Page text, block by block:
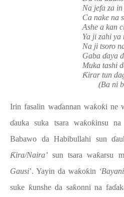
Na jefa za
Ca nake na
Ashe a kan
Ya ji zahi ya
Na ji tsoro
Gaba ɗaya
Muka tashi
Ƙirar tun
(Ba ni
Irin fasalin waɗannan waƙoƙi ne
ɗauka suka tsara waƙoƙinsu
Babawo da Habibullahi sun ɗ
Ƙira/Naira’ sun tsara waƙarsu
Gausi’. Yayin da waƙoƙin
suke ƙunshe da saƙonni na faɗ